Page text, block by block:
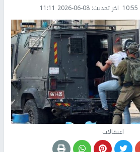
اخر تحديث: 2026-06-08 11:11
اعتقالات